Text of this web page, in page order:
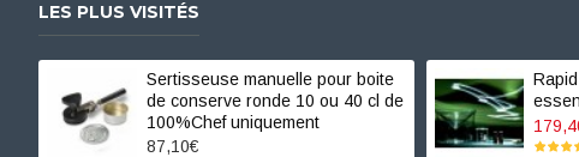
LES PLUS VISITÉS
Sertisseuse manuelle pour boite
de conserve ronde 10 ou 40 cl de
100%Chef uniquement
87,10€